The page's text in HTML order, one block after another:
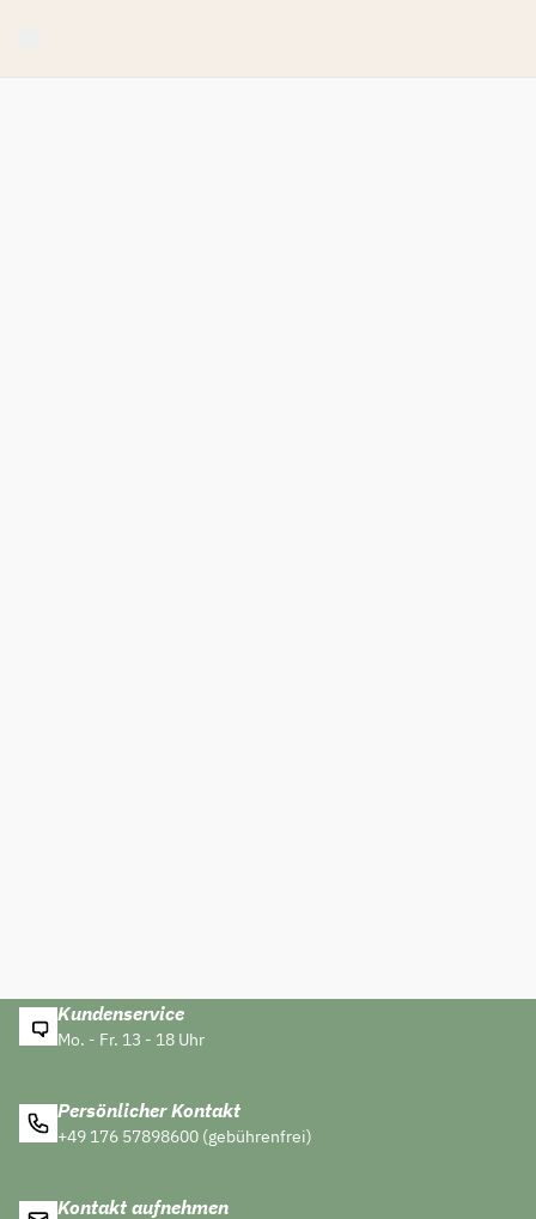
Kundenservice
Mo. - Fr. 13 - 18 Uhr
Persönlicher Kontakt
+49 176 57898600 (gebührenfrei)
Kontakt aufnehmen